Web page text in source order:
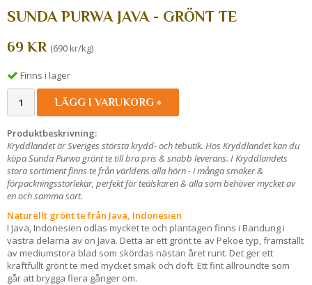
SUNDA PURWA JAVA - GRÖNT TE
69 KR (690 kr/kg)
Finns i lager
LÄGG I VARUKORG »
Produktbeskrivning:
Kryddlandet är Sveriges största krydd- och tebutik. Hos Kryddlandet kan du
köpa Sunda Purwa grönt te till bra pris & snabb leverans. I Kryddlandets
stora sortiment finns te från världens alla hörn - i många smaker &
förpackningsstorlekar, perfekt för teälskaren & alla som behöver mycket av
en och samma sort.
Naturellt grönt te från Java, Indonesien
I Java, Indonesien odlas mycket te och plantagen finns i Bandung i
västra delarna av ön Java. Detta är ett grönt te av Pekoe typ, framställt
av mediumstora blad som skördas nästan året runt. Det ger ett
kraftfullt grönt te med mycket smak och doft. Ett fint allroundte som
går att brygga flera gånger om.